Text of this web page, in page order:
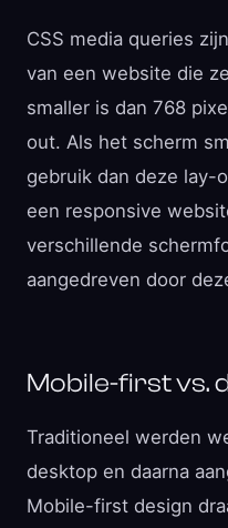
CSS media queries
van een website die
smaller is dan 768
out. Als het scherm
gebruik dan deze lay-
een responsive
verschillende
aangedreven door
Mobile-first vs.
Traditioneel werden
desktop en daarna
Mobile-first design